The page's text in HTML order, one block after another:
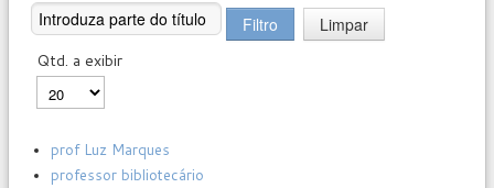
Filtro
Limpar
Qtd. a exibir
prof Luz Marques
professor bibliotecário